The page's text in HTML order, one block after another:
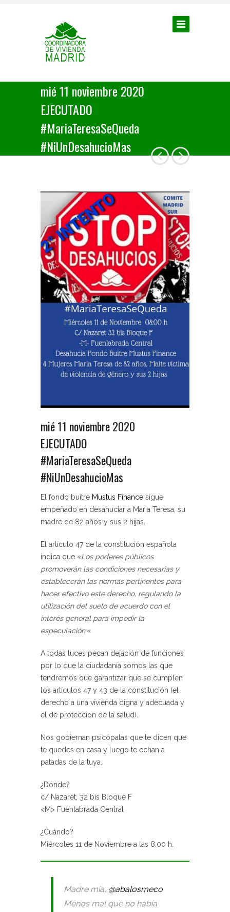
mié 11 noviembre 2020
EJECUTADO
#MariaTeresaSeQueda
#NiUnDesahucioMas
mié 11 noviembre 2020
EJECUTADO
#MariaTeresaSeQueda
#NiUnDesahucioMas
El fondo buitre Mustus Finance sigue
empeñado en desahuciar a Maria Teresa, su
madre de 82 años y sus 2 hijas.
El artículo 47 de la constitución española
indica que «Los poderes públicos
promoverán las condiciones necesarias y
establecerán las normas pertinentes para
hacer efectivo este derecho, regulando la
utilización del suelo de acuerdo con el
interés general para impedir la
especulación.«
A todas luces pecan dejación de funciones
por lo que la ciudadanía somos las que
tendremos que garantizar que se cumplen
los artículos 47 y 43 de la constitución (el
derecho a una vivienda digna y adecuada y
el de protección de la salud).
Nos gobiernan psicópatas que te dicen que
te quedes en casa y luego te echan a
patadas de la tuya.
¿Dónde?
c/ Nazaret, 32 bis Bloque F
<M> Fuenlabrada Central
¿Cuándo?
Miércoles 11 de Noviembre a las 8:00 h.
Madre mía, @abalosmeco
Menos mal que no había